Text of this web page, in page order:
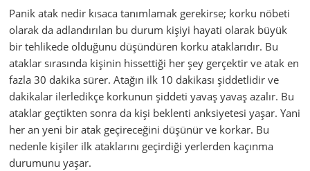
Panik atak nedir kısaca tanımlamak gerekirse; korku nöbeti
olarak da adlandırılan bu durum kişiyi hayati olarak büyük
bir tehlikede olduğunu düşündüren korku ataklarıdır. Bu
ataklar sırasında kişinin hissettiği her şey gerçektir ve atak en
fazla 30 dakika sürer. Atağın ilk 10 dakikası şiddetlidir ve
dakikalar ilerledikçe korkunun şiddeti yavaş yavaş azalır. Bu
ataklar geçtikten sonra da kişi beklenti anksiyetesi yaşar. Yani
her an yeni bir atak geçireceğini düşünür ve korkar. Bu
nedenle kişiler ilk ataklarını geçirdiği yerlerden kaçınma
durumunu yaşar.